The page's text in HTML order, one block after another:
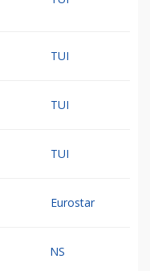
TUI
TUI
TUI
Eurostar
NS